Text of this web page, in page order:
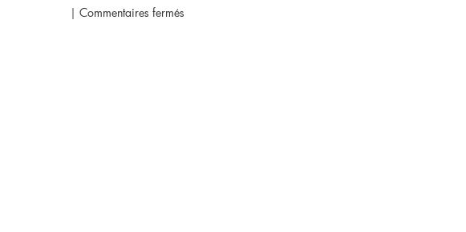
| Commentaires fermés